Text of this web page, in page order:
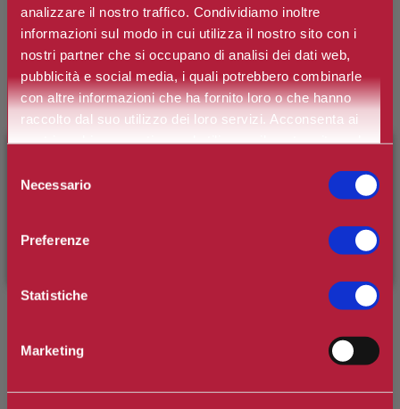
analizzare il nostro traffico. Condividiamo inoltre
informazioni sul modo in cui utilizza il nostro sito con i
nostri partner che si occupano di analisi dei dati web,
pubblicità e social media, i quali potrebbero combinarle
con altre informazioni che ha fornito loro o che hanno
raccolto dal suo utilizzo dei loro servizi. Acconsenta ai
nostri cookie se continua ad utilizzare il nostro sito web.
delNecessario
Preferenze
Statistiche
Marketing
PERLIER
Sapone Delicato Fior d'Arancio
Marchio: Perlier
Spedizione in Italia gratuita se il carrello supera i 60€
inserendo il codice